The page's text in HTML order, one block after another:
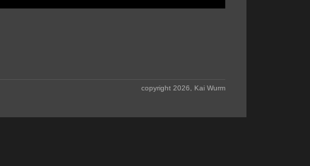
copyright 2026, Kai Wurm